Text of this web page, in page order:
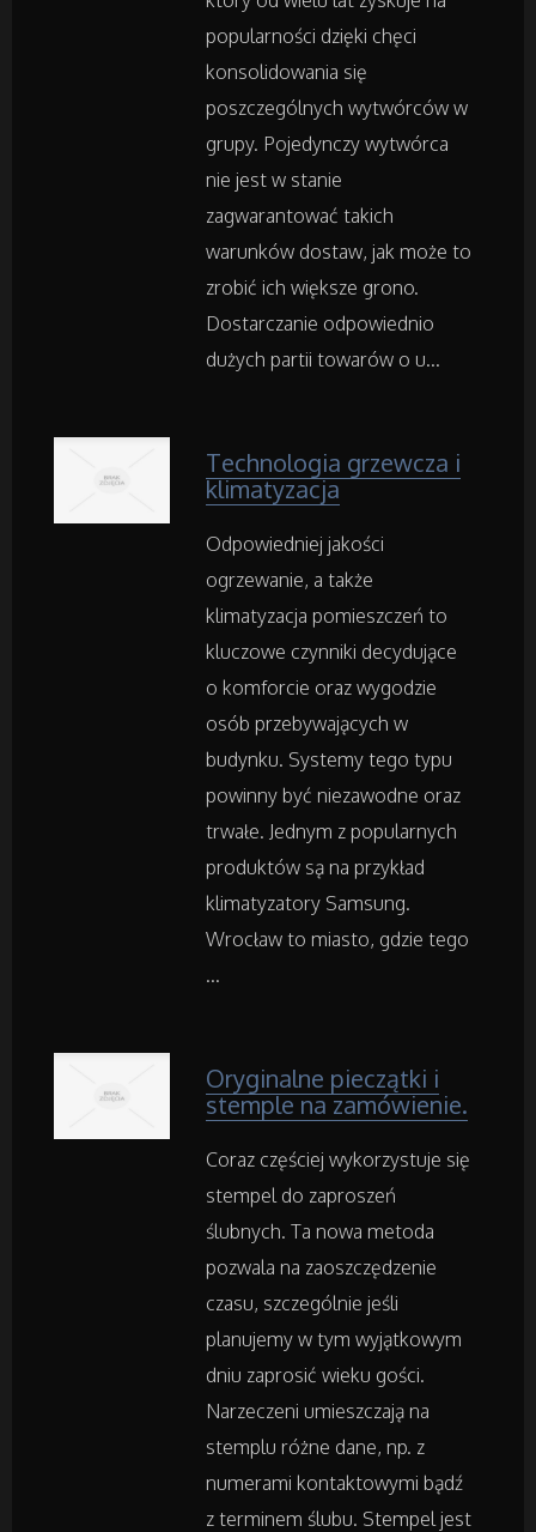
Art. Spożywcze
Inne Sklepy
Maszyny Specjalistyczne
Maszyny
Narzędzia
Samochody
Transport
Części Samochodowe
Wynajem
Usługi Motoryzacyjne
Salony, Komisy
Materiały Promocyjne
Agencje Reklamowe
Inne Agencje
Rekreacja
Imprezy Integracyjne
Hobby
Zajęcia Sportowe i Rekreacyjne
Serwis
Informatyczne
popularności dzięki chęci
konsolidowania się
poszczególnych wytwórców w
grupy. Pojedynczy wytwórca
nie jest w stanie
zagwarantować takich
warunków dostaw, jak może to
zrobić ich większe grono.
Dostarczanie odpowiednio
dużych partii towarów o u...
Technologia grzewcza i
klimatyzacja
Odpowiedniej jakości
ogrzewanie, a także
klimatyzacja pomieszczeń to
kluczowe czynniki decydujące
o komforcie oraz wygodzie
osób przebywających w
budynku. Systemy tego typu
powinny być niezawodne oraz
trwałe. Jednym z popularnych
produktów są na przykład
klimatyzatory Samsung.
Wrocław to miasto, gdzie tego
...
Oryginalne pieczątki i
stemple na zamówienie.
Coraz częściej wykorzystuje się
stempel do zaproszeń
ślubnych. Ta nowa metoda
pozwala na zaoszczędzenie
czasu, szczególnie jeśli
planujemy w tym wyjątkowym
dniu zaprosić wieku gości.
Narzeczeni umieszczają na
stemplu różne dane, np. z
numerami kontaktowymi bądź
z terminem ślubu. Stempel jest